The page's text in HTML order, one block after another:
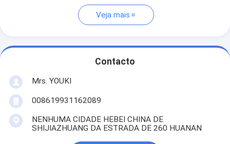
Veja mais
Contacto
Mrs. YOUKI
008619931162089
NENHUMA CIDADE HEBEI CHINA DE
SHIJIAZHUANG DA ESTRADA DE 260 HUANAN